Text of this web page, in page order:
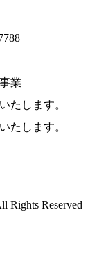
業
たします。
たします。
Reserved